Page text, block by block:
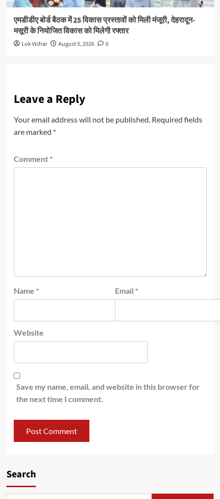
एमडीडीए बोर्ड बैठक में 25 विकास प्रस्तावों को मिली मंजूरी, देहरादून-
मसूरी के नियोजित विकास को मिलेगी रफ्तार
Lok Vichar August 5, 2026 0
Leave a Reply
Your email address will not be published. Required fields
are marked *
Comment *
Name * Email *
Website
Save my name, email, and website in this browser for
the next time I comment.
Search